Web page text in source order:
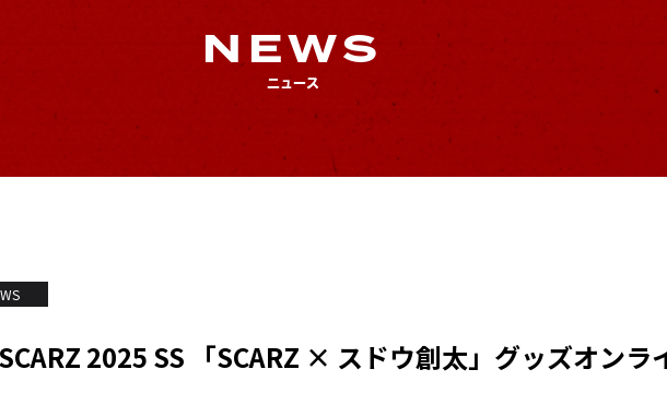
NEWS
ニュース
SCARZ 2025 SS 「SCARZ × スドウ創太」グッズオンラ